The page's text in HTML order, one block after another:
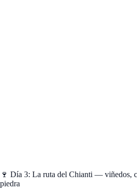
🍷 Día 3: La ruta del Chianti — viñedos,
piedra